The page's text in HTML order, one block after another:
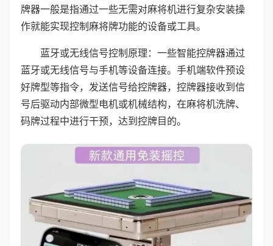
牌器一般是指通过一些无需对麻将机进行复杂安装操
作就能实现控制麻将牌功能的设备或工具。
蓝牙或无线信号控制原理：一些智能控牌器通过
蓝牙或无线信号与手机等设备连接。手机端软件预设
好牌型等指令，发送信号给控牌器，控牌器接收到信
号后驱动内部微型电机或机械结构，在麻将机洗牌、
码牌过程中进行干预，达到控牌目的。